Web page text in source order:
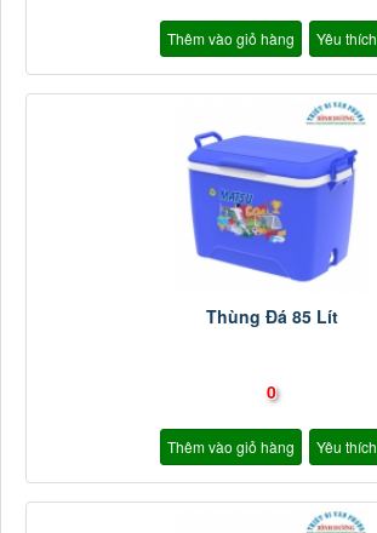
Thêm vào giỏ hàng Yêu thích
Thùng Đá 85 Lít
0
Thêm vào giỏ hàng Yêu thích